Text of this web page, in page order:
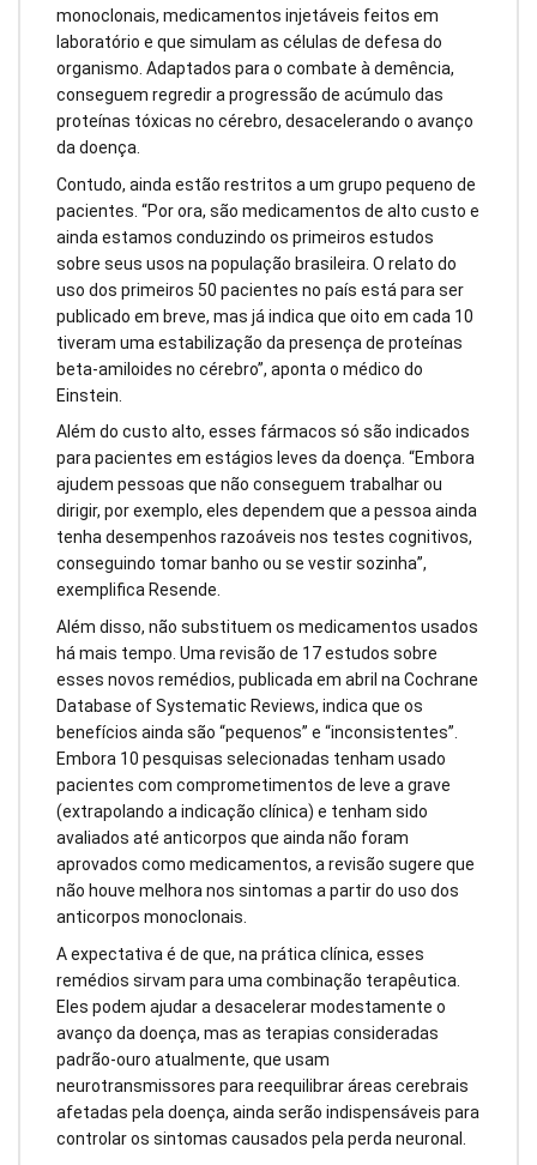
monoclonais, medicamentos injetáveis feitos em
laboratório e que simulam as células de defesa do
organismo. Adaptados para o combate à demência,
conseguem regredir a progressão de acúmulo das
proteínas tóxicas no cérebro, desacelerando o avanço
da doença.
Contudo, ainda estão restritos a um grupo pequeno de
pacientes. “Por ora, são medicamentos de alto custo e
ainda estamos conduzindo os primeiros estudos
sobre seus usos na população brasileira. O relato do
uso dos primeiros 50 pacientes no país está para ser
publicado em breve, mas já indica que oito em cada 10
tiveram uma estabilização da presença de proteínas
beta-amiloides no cérebro”, aponta o médico do
Einstein.
Além do custo alto, esses fármacos só são indicados
para pacientes em estágios leves da doença. “Embora
ajudem pessoas que não conseguem trabalhar ou
dirigir, por exemplo, eles dependem que a pessoa ainda
tenha desempenhos razoáveis nos testes cognitivos,
conseguindo tomar banho ou se vestir sozinha”,
exemplifica Resende.
Além disso, não substituem os medicamentos usados
há mais tempo. Uma revisão de 17 estudos sobre
esses novos remédios, publicada em abril na Cochrane
Database of Systematic Reviews, indica que os
benefícios ainda são “pequenos” e “inconsistentes”.
Embora 10 pesquisas selecionadas tenham usado
pacientes com comprometimentos de leve a grave
(extrapolando a indicação clínica) e tenham sido
avaliados até anticorpos que ainda não foram
aprovados como medicamentos, a revisão sugere que
não houve melhora nos sintomas a partir do uso dos
anticorpos monoclonais.
A expectativa é de que, na prática clínica, esses
remédios sirvam para uma combinação terapêutica.
Eles podem ajudar a desacelerar modestamente o
avanço da doença, mas as terapias consideradas
padrão-ouro atualmente, que usam
neurotransmissores para reequilibrar áreas cerebrais
afetadas pela doença, ainda serão indispensáveis para
controlar os sintomas causados pela perda neuronal.